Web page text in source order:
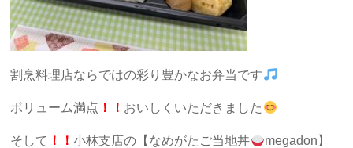
割烹料理店ならではの彩り豊かなお弁当です
ボリューム満点 ！！ おいしくいただきました
そして ！！小林支店の【なめがたご当地丼
megadon】